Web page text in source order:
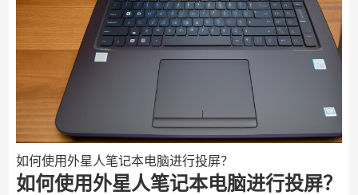
如何使用外星人笔记本电脑进行投屏？
如何使用外星人笔记本电脑进行投屏？